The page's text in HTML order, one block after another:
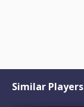
Similar Players